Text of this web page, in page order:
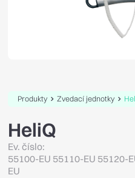
Produkty Zvedací jednotky
HeliQ
Ev. číslo:
55100-EU 55110-EU 55120-
EU